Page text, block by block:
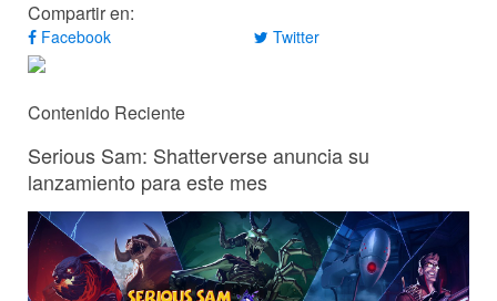
Compartir en:
Facebook Twitter
Contenido Reciente
Serious Sam: Shatterverse anuncia su
lanzamiento para este mes